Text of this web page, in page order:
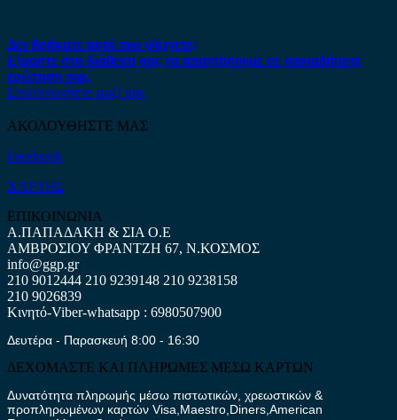
Δεν βρήκατε αυτό που ψάχνετε;
Είμαστε στη διάθεση σας να απαντήσουμε σε οποιαδήποτε
ερώτηση σας.
Επικοινωνήστε μαζί μας
ΑΚΟΛΟΥΘΗΣΤΕ ΜΑΣ
Facebook
ΧΑΡΤΗΣ
ΕΠΙΚΟΙΝΩΝΙΑ
Α.ΠΑΠΑΔΑΚΗ & ΣΙΑ Ο.Ε
ΑΜΒΡΟΣΙΟΥ ΦΡΑΝΤΖΗ 67, Ν.ΚΟΣΜΟΣ
info@ggp.gr
210 9012444 210 9239148 210 9238158
210 9026839
Κινητό-Viber-whatsapp : 6980507900
Δευτέρα - Παρασκευή 8:00 - 16:30
ΔΕΧΟΜΑΣΤΕ ΚΑΙ ΠΛΗΡΩΜΕΣ ΜΕΣΩ ΚΑΡΤΩΝ
Δυνατότητα πληρωμής μέσω πιστωτικών, χρεωστικών &
προπληρωμένων καρτών Visa,Maestro,Diners,American